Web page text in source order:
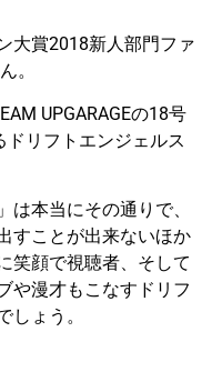
大賞2018新人部門ファ
。
UPGARAGEの18号
ドリフトエンジェルス
本当にその通りで、
すことが出来ないほか
笑顔で視聴者、そして
や漫才もこなすドリフ
しょう。